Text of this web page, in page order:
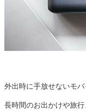
外出時に手放せないモバ
長時間のお出かけや旅